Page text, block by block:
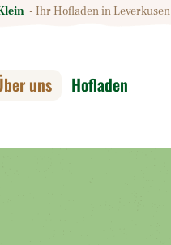
- Ihr Hofladen in Leverkusen
uns Hofladen